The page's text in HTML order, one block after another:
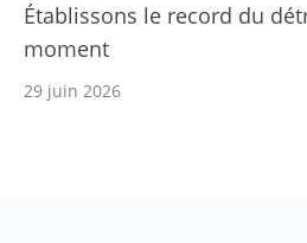
Établissons le record du
moment
29 juin 2026